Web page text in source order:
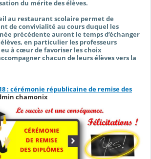
du mérite des élèves.
au restaurant scolaire permet de
de convivialité au cours duquel les
précédente auront le temps d’échanger
en particulier les professeurs
à cœur de favoriser les choix
chacun de leurs élèves vers la
: cérémonie républicaine de remise des
chamonix